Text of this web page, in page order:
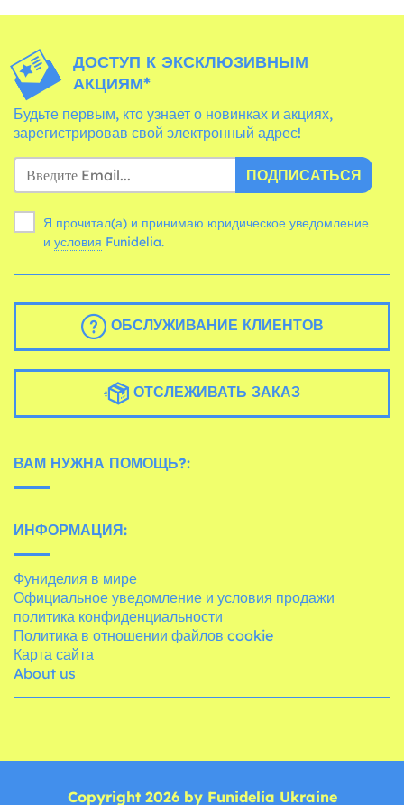
ДОСТУП К ЭКСКЛЮЗИВНЫМ
АКЦИЯМ*
Будьте первым, кто узнает о новинках и акциях,
зарегистрировав свой электронный адрес!
ПОДПИСАТЬСЯ
Я прочитал(а) и принимаю юридическое уведомление
и условия Funidelia.
ОБСЛУЖИВАНИЕ КЛИЕНТОВ
ОТСЛЕЖИВАТЬ ЗАКАЗ
ВАМ НУЖНА ПОМОЩЬ?:
ИНФОРМАЦИЯ:
Фуниделия в мире
Официальное уведомление и условия продажи
политика конфиденциальности
Политика в отношении файлов cookie
Карта сайта
About us
Copyright 2026 by Funidelia Ukraine